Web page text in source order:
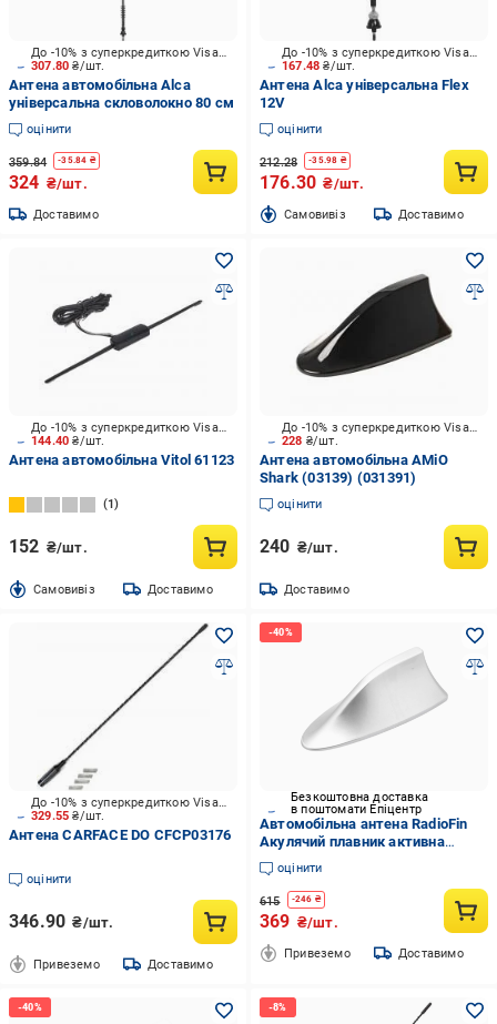
307.80₴/шт.
До -10% з суперкредиткою Visa Вигода
Антена автомобільна Alca
універсальна скловолокно 80 см
оцінити
359.84 -35.84 ₴
324 ₴/шт.
Доставимо
167.48₴/шт.
До -10% з суперкредиткою Visa Вигода
Антена Alca універсальна Flex
12V
оцінити
212.28 -35.98 ₴
176.30 ₴/шт.
Cамовивіз Доставимо
144.40₴/шт.
До -10% з суперкредиткою Visa Вигода
Антена автомобільна Vitol 61123
1
152 ₴/шт.
Cамовивіз Доставимо
228 ₴/шт.
До -10% з суперкредиткою Visa Вигода
Антена автомобільна AMiO
Shark (03139) (031391)
оцінити
240 ₴/шт.
Доставимо
329.55₴/шт.
До -10% з суперкредиткою Visa Вигода
Антена CARFACE DO CFCP03176
оцінити
346.90 ₴/шт.
Привеземо Доставимо
Безкоштовна доставка
в поштомати Епіцентр
Автомобільна антена RadioFin
Акулячий плавник активна
Сріблястий (711)
оцінити
615 -246 ₴
369 ₴/шт.
Привеземо Доставимо